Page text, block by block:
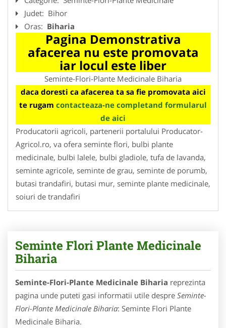
Judet: Bihor
Oras: Biharia
Pagina Demonstrativa
afacerea nu este promovata
iar locul este liber
Seminte-Flori-Plante Medicinale Biharia
daca doresti ca afacerea ta sa fie promovata aici
te rugam contacteaza-ne completand formularul
de aici
Producatorii agricoli, partenerii portalului Producator-
Agricol.ro, va ofera seminte flori, bulbi plante
medicinale, bulbi lalele, bulbi gladiole, tufa de lavanda,
seminte agricole, seminte de grau, seminte de porumb,
butasi trandafiri, butasi mur, seminte plante medicinale,
soiuri de trandafiri
Seminte Flori Plante Medicinale
Biharia
Seminte-Flori-Plante Medicinale Biharia reprezinta
pagina unde puteti gasi informatii utile despre Seminte-
Flori-Plante Medicinale Biharia: Seminte Flori Plante
Medicinale Biharia.